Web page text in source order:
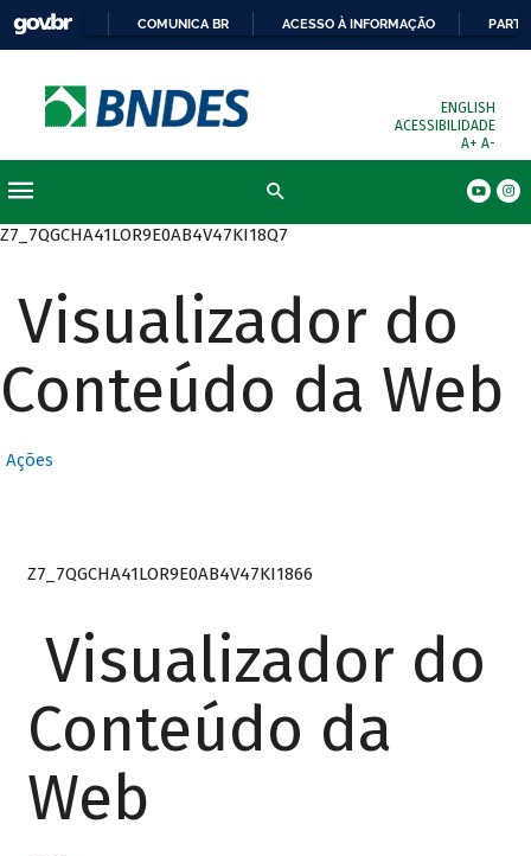
COMUNICA BR ACESSO À INFORMAÇÃO
ENGLISH
ACESSIBILIDADE
A+ A-
Z7_7QGCHA41LOR9E0AB4V47KI18Q7
Visualizador do
Conteúdo da Web
Ações
Z7_7QGCHA41LOR9E0AB4V47KI1866
Visualizador do
Conteúdo da
Web